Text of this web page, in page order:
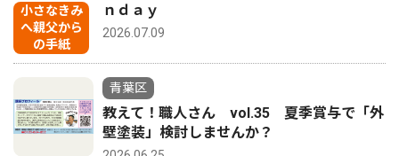
小さなきみ
へ親父から
の手紙
ｎｄａｙ
2026.07.09
青葉区
教えて！職人さん vol.35 夏季賞与で「外
壁塗装」検討しませんか？